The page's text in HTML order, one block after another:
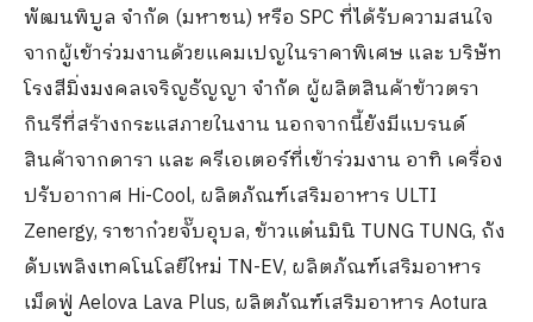
พัฒนพิบูล จำกัด (มหาชน) หรือ SPC ที่ได้รับความสนใจ
จากผู้เข้าร่วมงานด้วยแคมเปญในราคาพิเศษ และ บริษัท
โรงสีมิ่งมงคลเจริญธัญญา จำกัด ผู้ผลิตสินค้าข้าวตรา
กินรีที่สร้างกระแสภายในงาน นอกจากนี้ยังมีแบรนด์
สินค้าจากดารา และ ครีเอเตอร์ที่เข้าร่วมงาน อาทิ เครื่อง
ปรับอากาศ Hi-Cool, ผลิตภัณฑ์เสริมอาหาร ULTI
Zenergy, ราชาก๋วยจั๊บอุบล, ข้าวแต๋นมินิ TUNG TUNG, ถัง
ดับเพลิงเทคโนโลยีใหม่ TN-EV, ผลิตภัณฑ์เสริมอาหาร
เม็ดฟู่ Aelova Lava Plus, ผลิตภัณฑ์เสริมอาหาร Aotura